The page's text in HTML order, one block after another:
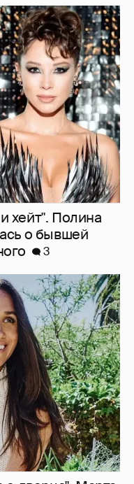
хейт". Полина
о бывшей
3
о дворце". Марта
Маркл
Карлом III